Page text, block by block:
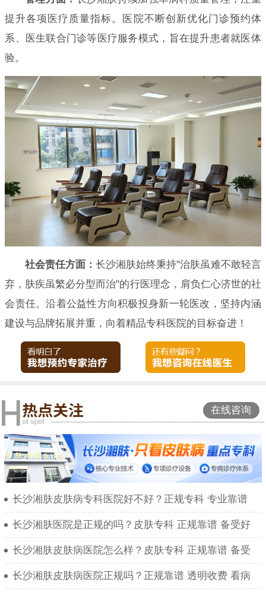
提升各项医疗质量指标。医院不断创新优化门诊预约体
系、医生联合门诊等医疗服务模式，旨在提升患者就医体
验。
社会责任方面：长沙湘肤始终秉持"治肤虽难不敢轻言
弃，肤疾虽繁必分型而治"的行医理念，肩负仁心济世的社
会责任。沿着公益性方向积极投身新一轮医改，坚持内涵
建设与品牌拓展并重，向着精品专科医院的目标奋进！
在线咨询
长沙湘肤皮肤病专科医院好不好？正规专科 专业靠谱
长沙湘肤医院是正规的吗？皮肤专科 正规靠谱 备受好
长沙湘肤皮肤病医院怎么样？皮肤专科 正规靠谱 备受
长沙湘肤皮肤病医院正规吗？正规靠谱 透明收费 看病